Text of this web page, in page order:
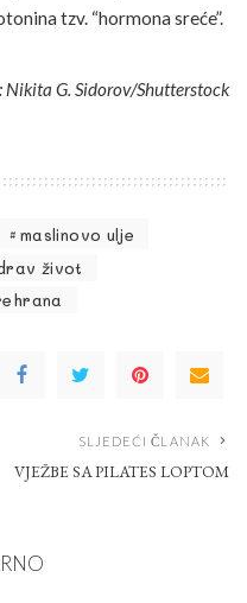
tzv. “hormona sreće”.
Nikita G. Sidorov/Shutterstock
maslinovo ulje
život
SLJEDEĆI ČLANAK
VJEŽBE SA PILATES LOPTOM